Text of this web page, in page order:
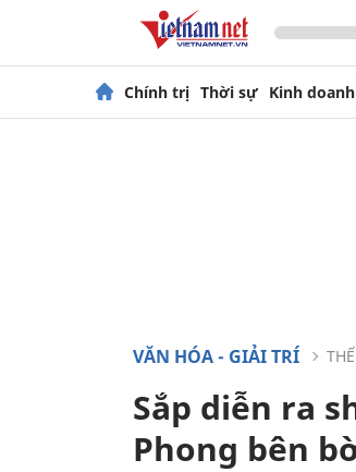
Chính trị Thời sự Kinh doanh
VĂN HÓA - GIẢI TRÍ
Sắp diễn ra
Phong bên